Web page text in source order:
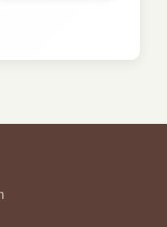
迁移
持的集群。当一个
被替换。
，并从开始重新运
小时发生一次故